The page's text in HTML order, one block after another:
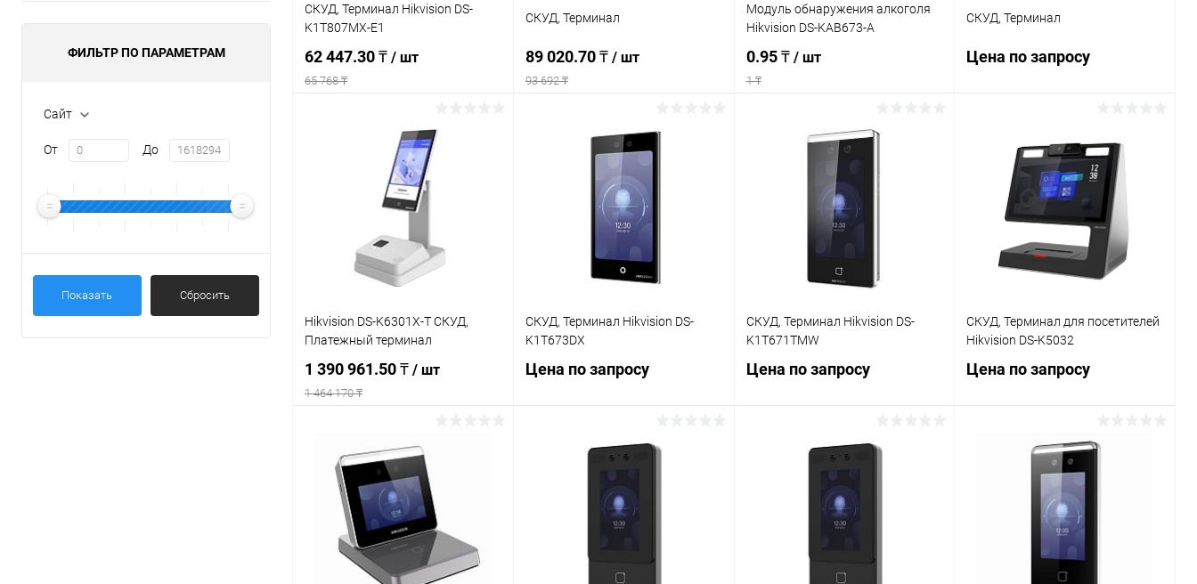
ФИЛЬТР ПО ПАРАМЕТРАМ
Сайт
От До
Показать Сбросить
СКУД, Терминал Hikvision DS-
K1T807MX-E1
62 447.30 ₸ / шт
65 768 ₸
Подписаться
Купить в 1 клик
В избранное
СКУД, Терминал
89 020.70 ₸ / шт
93 692 ₸
Подписаться
Купить в 1 клик
В избранное
Модуль обнаружения алкоголя
Hikvision DS-KAB673-A
0.95 ₸ / шт
1 ₸
Подписаться
Купить в 1 клик К сравнению
В избранное
СКУД, Терминал
Цена по запросу
Купить в 1 клик К сравнению
В избранное Недоступно
Hikvision DS-K6301X-T СКУД,
Платежный терминал
1 390 961.50 ₸ / шт
1 464 170 ₸
Подписаться
Купить в 1 клик
В избранное Недоступно
СКУД, Терминал Hikvision DS-
K1T673DX
Цена по запросу
Запросить цену
Купить в 1 клик
В избранное
СКУД, Терминал Hikvision DS-
K1T671TMW
Цена по запросу
Запросить цену
Купить в 1 клик
В избранное
СКУД, Терминал для посетителей
Hikvision DS-K5032
Цена по запросу
Запросить цену
Купить в 1 клик
В избранное